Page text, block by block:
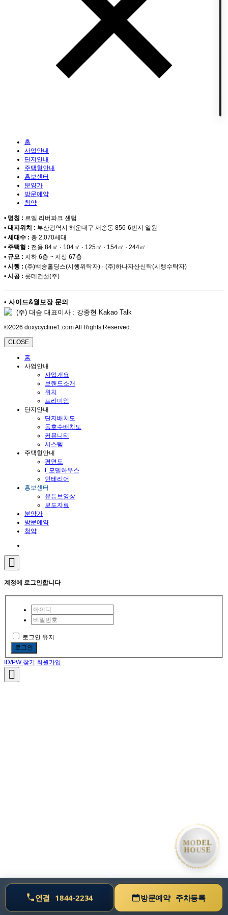
홈
사업안내
단지안내
주택형안내
홍보센터
분양가
방문예약
청약
• 명칭 : 르엘 리버파크 센텀
• 대지위치 : 부산광역시 해운대구 재송동 856-6번지 일원
• 세대수 : 총 2,070세대
• 주택형 : 전용 84㎡ · 104㎡ · 125㎡ · 154㎡ · 244㎡
• 규모 : 지하 6층 ~ 지상 67층
• 시행 : (주)백송홀딩스(시행위탁자) · (주)하나자산신탁(시행수탁자)
• 시공 : 롯데건설(주)
• 사이드&월보장 문의
(주) 대숲 대표이사 : 강종현 Kakao Talk
©2026 doxycycline1.com All Rights Reserved.
CLOSE
홈
사업안내
사업개요
브랜드소개
위치
프리미엄
단지안내
단지배치도
동호수배치도
커뮤니티
시스템
주택형안내
평면도
E모델하우스
인테리어
홍보센터
유튜브영상
보도자료
분양가
방문예약
청약
계정에 로그인합니다
로그인 유지
로그인
ID/PW 찾기 회원가입
• MODEL HOUSE GRAND OPEN • MODEL HOUSE GRAND OPEN •
MODEL
HOUSE
연결 1844-2234 방문예약 주차등록